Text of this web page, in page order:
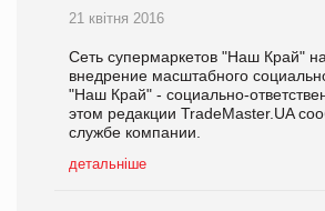
21 квітня 2016
Сеть супермаркетов "Наш Край"
внедрение масштабного
"Наш Край" - социально-
этом редакции TradeMaster.UA
службе компании.
детальніше